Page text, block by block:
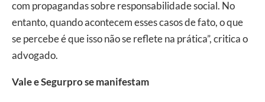
com propagandas sobre responsabilidade social. No
entanto, quando acontecem esses casos de fato, o que
se percebe é que isso não se reflete na prática”, critica o
advogado.
Vale e Segurpro se manifestam